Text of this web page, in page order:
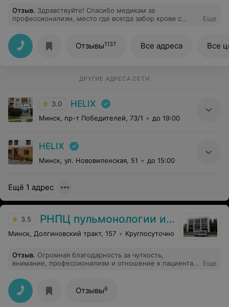
Отзыв. Здравствуйте! Спасибо медикам за
профессионализм, место где всегда забор крови с
на вопросы, я рада своему выбору пункта, огромное
спасибо!!!
Еще
Отзывы1137 Все адреса Все
ДРУГИЕ АДРЕСА СЕТИ
3.0 HELIX
Минск, пр-т Победителей, 73/1 до 19:00
HELIX
Минск, ул. Нововиленская, 51 до 15:00
Ещё 1 адрес
3.5 РНПЦ пульмонологии и фтизиатрии
Минск, Долгиновский тракт, 157 Круглосуточно
Отзыв. Огромная благодарность за чуткость,
внимание, профессионализм и отношение к пациентам
Международным днем врача! Здоровья, благополучия
и всего самого наилучшего для Вас!
Еще
Отзывы6